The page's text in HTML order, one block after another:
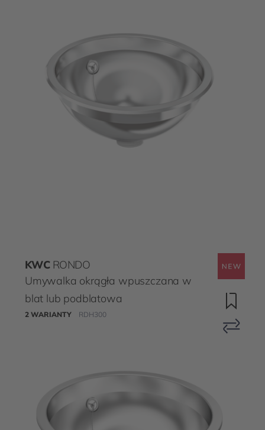
KWC RONDO
Umywalka okrągła wpuszczana w
blat lub podblatowa
2 WARIANTY RDH300